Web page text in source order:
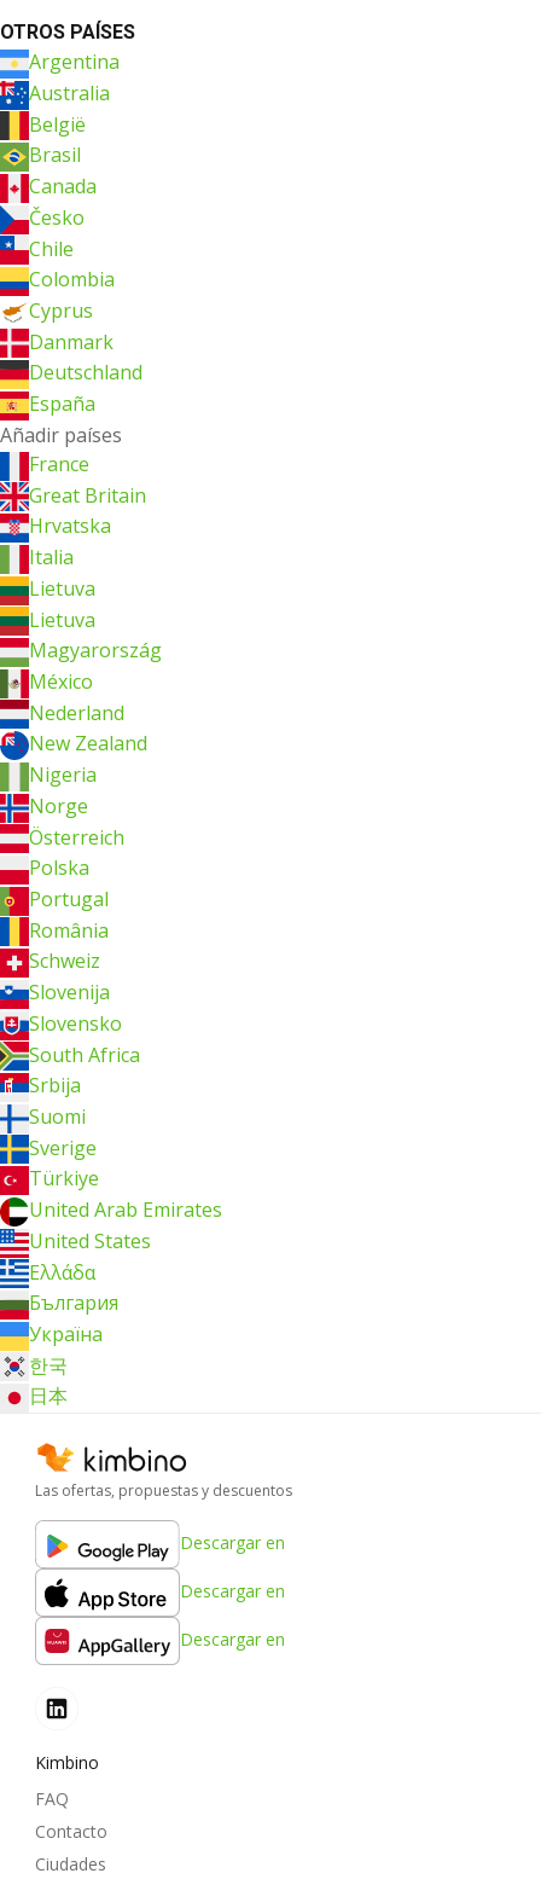
OTROS PAÍSES
Argentina
Australia
België
Brasil
Canada
Česko
Chile
Colombia
Cyprus
Danmark
Deutschland
España
Añadir países
France
Great Britain
Hrvatska
Italia
Lietuva
Lietuva
Magyarország
México
Nederland
New Zealand
Nigeria
Norge
Österreich
Polska
Portugal
România
Schweiz
Slovenija
Slovensko
South Africa
Srbija
Suomi
Sverige
Türkiye
United Arab Emirates
United States
Ελλάδα
България
Україна
한국
日本
Las ofertas, propuestas y descuentos
Descargar en
Descargar en
Descargar en
Kimbino
FAQ
Contacto
Ciudades